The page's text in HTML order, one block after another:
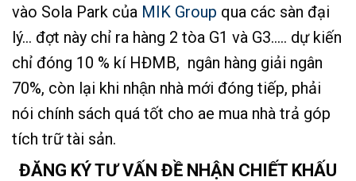
vào Sola Park của MIK Group qua các sàn đại
lý… đợt này chỉ ra hàng 2 tòa G1 và G3….. dự kiến
chỉ đóng 10 % kí HĐMB, ngân hàng giải ngân
70%, còn lại khi nhận nhà mới đóng tiếp, phải
nói chính sách quá tốt cho ae mua nhà trả góp
tích trữ tài sản.
ĐĂNG KÝ TƯ VẤN ĐỀ NHẬN CHIẾT KHẤU